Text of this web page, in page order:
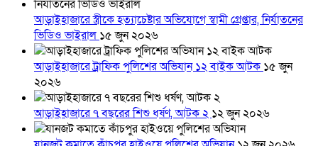
আড়াইহাজারে স্ত্রীকে হত্যাচেষ্টার অভিযোগে স্বামী গ্রেপ্তার, নির্যাতনের
ভিডিও ভাইরাল ১৫ জুন ২০২৬
আড়াইহাজারে ট্রাফিক পুলিশের অভিযান ১২ বাইক আটক ১৫ জুন
২০২৬
আড়াইহাজারে ৭ বছরের শিশু ধর্ষণ, আটক ২ ১২ জুন ২০২৬